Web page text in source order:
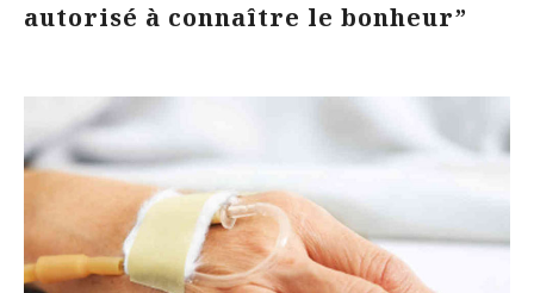
autorisé à connaître le bonheur”